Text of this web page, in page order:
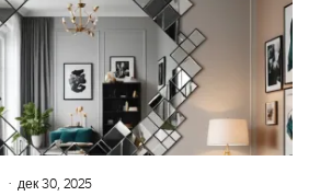
дек 30, 2025